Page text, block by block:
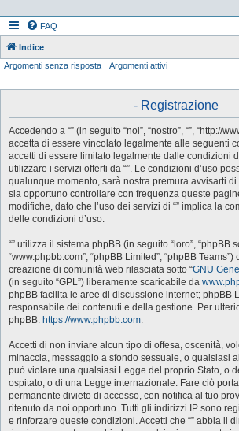
FAQ
Indice
Argomenti senza risposta
Argomenti attivi
- Registrazione
Accedendo a “” (in seguito “noi”, “nostro”, “”, “http://
accetta di essere vincolato legalmente alle seguenti
accetti di essere limitato legalmente dalle condizioni
utilizzare i servizi offerti da “”. Le condizioni d’uso
qualunque momento, sarà nostra premura avvisarti
sia opportuno controllare con frequenza queste
modifiche, dato che l’uso dei servizi di “” implica la
delle condizioni d’uso.
“” utilizza il sistema phpBB (in seguito “loro”, “phpBB
“www.phpbb.com”, “phpBB Limited”, “phpBB
creazione di comunità web rilasciata sotto “GNU
(in seguito “GPL”) liberamente scaricabile da
phpBB facilita le aree di discussione internet; phpBB
responsabile dei contenuti e della gestione. Per
phpBB: https://www.phpbb.com.
Accetti di non inviare alcun tipo di offesa, oscenità,
minaccia, messaggio a sfondo sessuale, o qualsiasi
può violare una qualsiasi Legge del proprio Stato, o
ospitato, o di una Legge internazionale. Fare ciò
permanente divieto di accesso, con notifica al tuo
ritenuto da noi opportuno. Tutti gli indirizzi IP sono
e rinforzare queste condizioni. Accetti che “” abbia il